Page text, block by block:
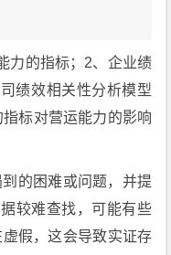
力的指标；2、企业绩
绩效相关性分析模型
标对营运能力的影响
的困难或问题，并提
较难查找，可能有些
假，这会导致实证存